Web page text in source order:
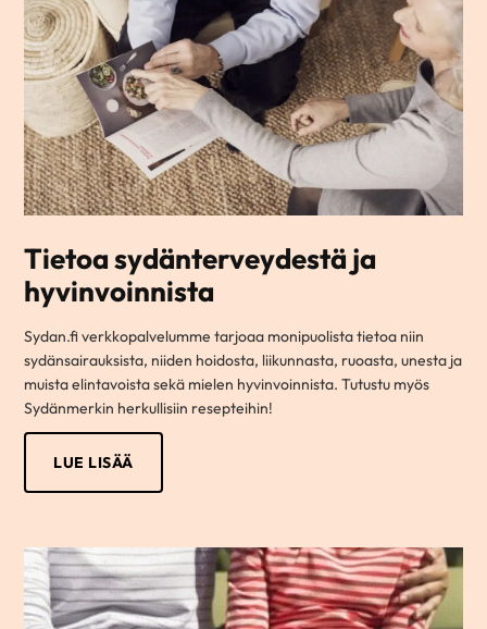
Tietoa sydänterveydestä ja
hyvinvoinnista
Sydan.fi verkkopalvelumme tarjoaa monipuolista tietoa niin
sydänsairauksista, niiden hoidosta, liikunnasta, ruoasta, unesta ja
muista elintavoista sekä mielen hyvinvoinnista. Tutustu myös
Sydänmerkin herkullisiin resepteihin!
LUE LISÄÄ